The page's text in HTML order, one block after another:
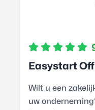
Easystart
Wilt u een
uw